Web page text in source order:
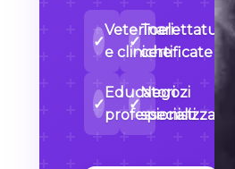
✓
Veterinari
e cliniche
✓
Toelettature
certificate
✓
Educatori
professionisti
✓
Negozi
specializzati